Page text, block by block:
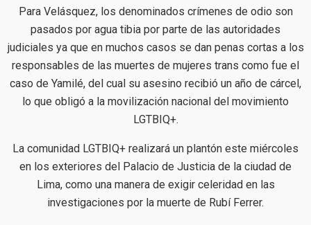
Para Velásquez, los denominados crímenes de odio son
pasados por agua tibia por parte de las autoridades
judiciales ya que en muchos casos se dan penas cortas a los
responsables de las muertes de mujeres trans como fue el
caso de Yamilé, del cual su asesino recibió un año de cárcel,
lo que obligó a la movilización nacional del movimiento
LGTBIQ+.
La comunidad LGTBIQ+ realizará un plantón este miércoles
en los exteriores del Palacio de Justicia de la ciudad de
Lima, como una manera de exigir celeridad en las
investigaciones por la muerte de Rubí Ferrer.